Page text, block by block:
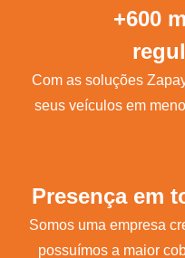
+600
Com as soluções
seus veículos em
Presença em
Somos uma empresa
possuímos a maior